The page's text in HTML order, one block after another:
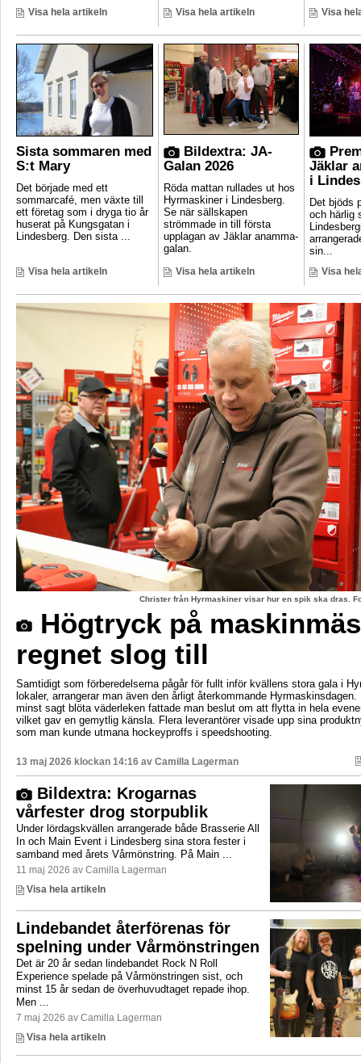
Visa hela artikeln Visa hela artikeln Visa
Sista sommaren med
S:t Mary
Det började med ett
sommarcafé, men växte till
ett företag som i dryga tio år
huserat på Kungsgatan i
Lindesberg. Den sista ...
Visa hela artikeln
Bildextra: JA-
Galan 2026
Röda mattan rullades ut hos
Hyrmaskiner i Lindesberg.
Se när sällskapen
strömmade in till första
upplagan av Jäklar anamma-
galan.
Visa hela artikeln
Jäklar
i
Det bjöds
och härlig
sin...
Visa
Christer från Hyrmaskiner visar hur en spik ska dras.
Högtryck på
regnet slog till
Samtidigt som förberedelserna pågår för fullt inför kvällens stora gala i
lokaler, arrangerar man även den årligt återkommande
minst sagt blöta väderleken fattade man beslut om att flytta in hela
vilket gav en gemytlig känsla. Flera leverantörer visade upp sina
som man kunde utmana hockeyproffs i speedshooting.
13 maj 2026 klockan 14:16 av Camilla Lagerman
Bildextra: Krogarnas
vårfester drog storpublik
Under lördagskvällen arrangerade både Brasserie All
In och Main Event i Lindesberg sina stora fester i
samband med årets Vårmönstring. På Main ...
11 maj 2026 av Camilla Lagerman
Visa hela artikeln
Lindebandet återförenas för
spelning under Vårmönstringen
Det är 20 år sedan lindebandet Rock N Roll
Experience spelade på Vårmönstringen sist, och
minst 15 år sedan de överhuvudtaget repade ihop.
Men ...
7 maj 2026 av Camilla Lagerman
Visa hela artikeln